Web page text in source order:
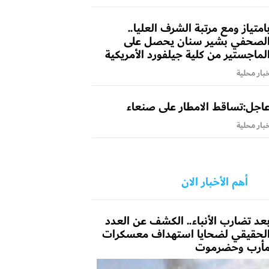
بامتياز ومع مرتبة الشرف العليا..
الصحفي بشير سنان يحصل على
الماجستير من كلية جيلفورد الأمريكية
محلية
الامطار على صنعاء
محلية
أهم الأخبار الان
بعد تضارب الأنباء.. الكشف عن العدد
الحقيقي لضحايا استهداف معسكرات
وحضرموت